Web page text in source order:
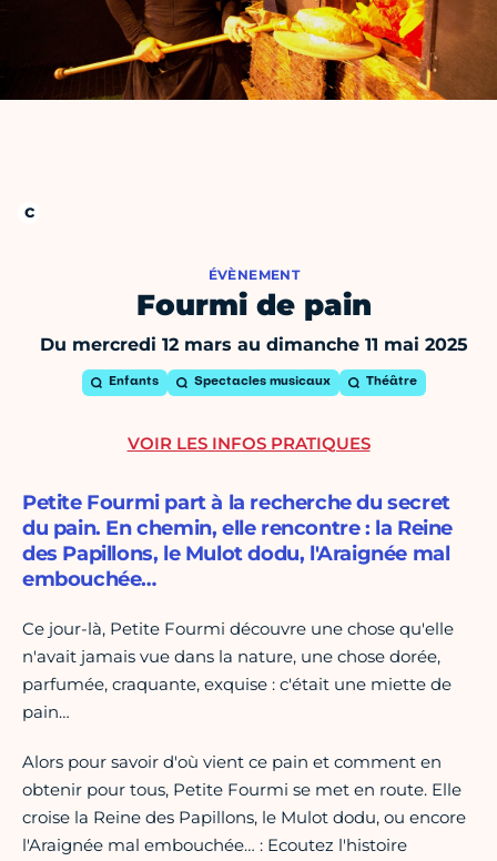
ÉVÈNEMENT
Fourmi de pain
Du mercredi 12 mars au dimanche 11 mai 2025
Enfants Spectacles musicaux Théâtre
Petite Fourmi part à la recherche du secret
du pain. En chemin, elle rencontre : la Reine
des Papillons, le Mulot dodu, l'Araignée mal
embouchée…
Ce jour-là, Petite Fourmi découvre une chose qu'elle
n'avait jamais vue dans la nature, une chose dorée,
parfumée, craquante, exquise : c'était une miette de
pain…
Alors pour savoir d'où vient ce pain et comment en
obtenir pour tous, Petite Fourmi se met en route. Elle
croise la Reine des Papillons, le Mulot dodu, ou encore
l'Araignée mal embouchée… : Ecoutez l'histoire
VOIR LES INFOS PRATIQUES